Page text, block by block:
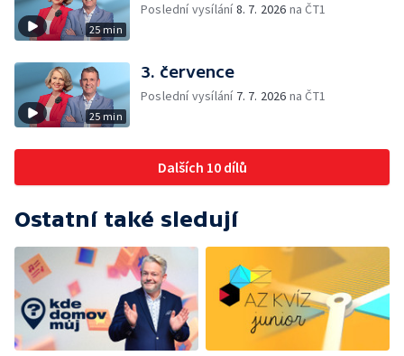
25 min
Poslední vysílání8. 7. 2026 na ČT1
25 min
3. července
Poslední vysílání 7. 7. 2026 na ČT1
Dalších 10 dílů
Ostatní také sledují